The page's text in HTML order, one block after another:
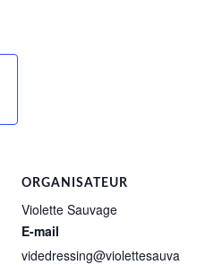
ORGANISATEUR
Violette Sauvage
E-mail
videdressing@violettesauva